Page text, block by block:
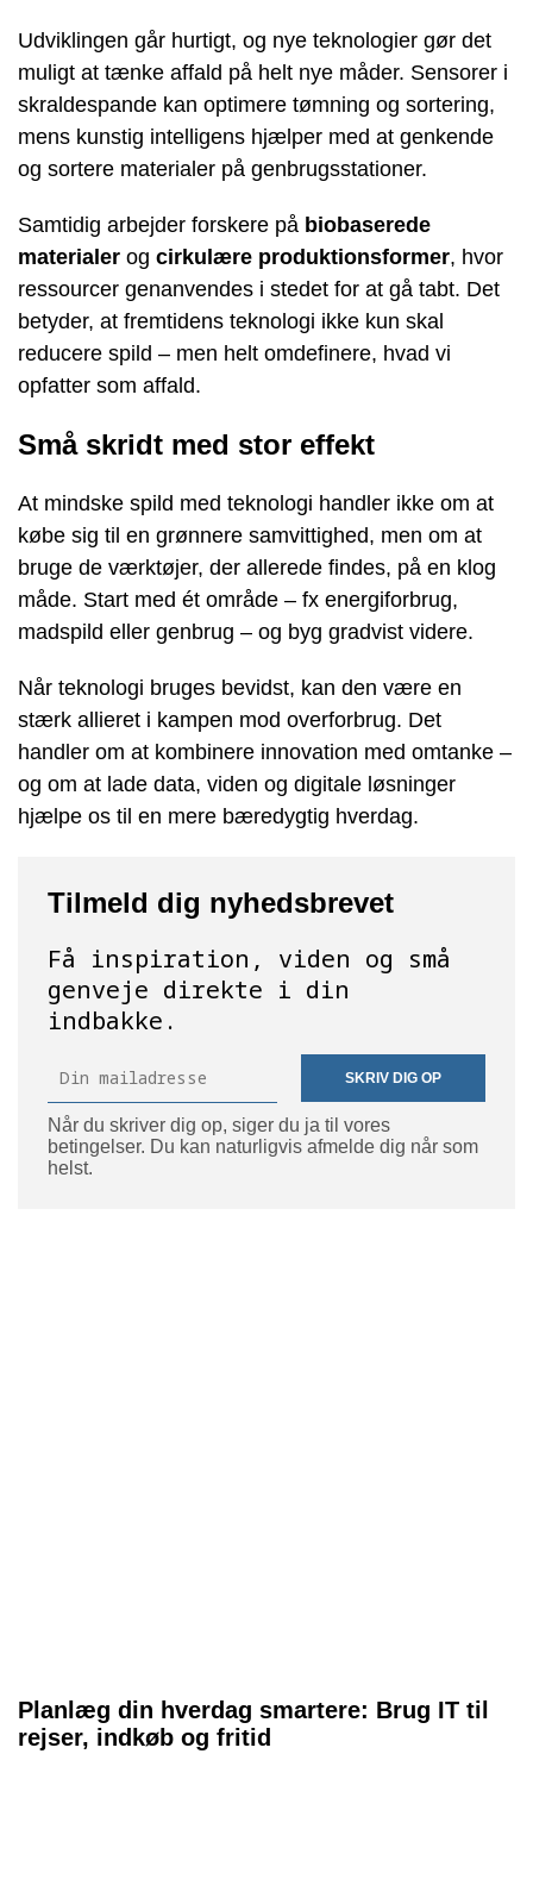
Udviklingen går hurtigt, og nye teknologier gør det
muligt at tænke affald på helt nye måder. Sensorer i
skraldespande kan optimere tømning og sortering,
mens kunstig intelligens hjælper med at genkende
og sortere materialer på genbrugsstationer.
Samtidig arbejder forskere på biobaserede
materialer og cirkulære produktionsformer, hvor
ressourcer genanvendes i stedet for at gå tabt. Det
betyder, at fremtidens teknologi ikke kun skal
reducere spild – men helt omdefinere, hvad vi
opfatter som affald.
Små skridt med stor effekt
At mindske spild med teknologi handler ikke om at
købe sig til en grønnere samvittighed, men om at
bruge de værktøjer, der allerede findes, på en klog
måde. Start med ét område – fx energiforbrug,
madspild eller genbrug – og byg gradvist videre.
Når teknologi bruges bevidst, kan den være en
stærk allieret i kampen mod overforbrug. Det
handler om at kombinere innovation med omtanke –
og om at lade data, viden og digitale løsninger
hjælpe os til en mere bæredygtig hverdag.
Tilmeld dig nyhedsbrevet
Få inspiration, viden og små
genveje direkte i din
indbakke.
SKRIV DIG OP
Når du skriver dig op, siger du ja til vores
betingelser. Du kan naturligvis afmelde dig når som
helst.
Planlæg din hverdag smartere: Brug IT til
rejser, indkøb og fritid